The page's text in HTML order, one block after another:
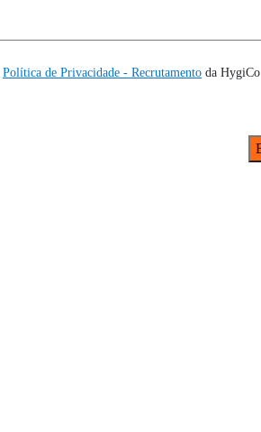
Política de Privacidade - Recrutamento da HygiCo